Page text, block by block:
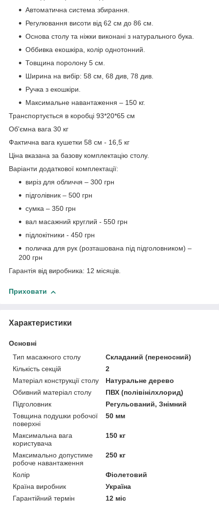
Автоматична система збирання.
Регулювання висоти від 62 см до 86 см.
Основа столу та ніжки виконані з натурального бука.
Оббивка екошкіра, колір однотонний.
Товщина поролону 5 см.
Ширина на вибір: 58 см, 68 див, 78 див.
Ручка з екошкіри.
Максимальне навантаження – 150 кг.
Транспортується в коробці 93*20*65 см
Об'ємна вага 30 кг
Фактична вага кушетки 58 см - 16,5 кг
Ціна вказана за базову комплектацію столу.
Варіанти додаткової комплектації:
виріз для обличчя – 300 грн
підголівник – 500 грн
сумка – 350 грн
вал масажний круглий - 550 грн
підлокітники - 450 грн
поличка для рук (розташована під підголовником) –
200 грн
Гарантія від виробника: 12 місяців.
Приховати
Характеристики
Основні
Тип масажного столу
Складаний (переносний)
Кількість секцій
2
Матеріал конструкції столу
Натуральне дерево
Обивний матеріал столу
ПВХ (полівінілхлорид)
Підголовник
Регульований, Знімний
Товщина подушки робочої
поверхні
50 мм
Максимальна вага
користувача
150 кг
Максимально допустиме
робоче навантаження
250 кг
Колір
Фіолетовий
Країна виробник
Україна
Гарантійний термін
12 міс